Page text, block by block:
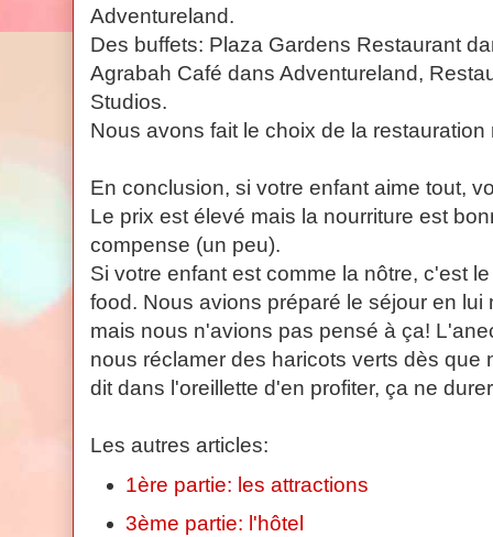
Adventureland.
Des buffets: Plaza Gardens Restaurant
Agrabah Café dans Adventureland,
Studios.
Nous avons fait le choix de la restauration
En conclusion, si votre enfant aime tout,
Le prix est élevé mais la nourriture est
compense (un peu).
Si votre enfant est comme la nôtre, c'est
food. Nous avions préparé le séjour en
mais nous n'avions pas pensé à ça!
nous réclamer des haricots verts dès que
dit dans l'oreillette d'en profiter, ça ne
Les autres articles:
1ère partie: les attractions
3ème partie: l'hôtel